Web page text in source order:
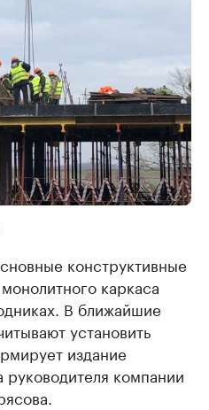
конструктивные
каркаса
В ближайшие
установить
издание
руководителя компании